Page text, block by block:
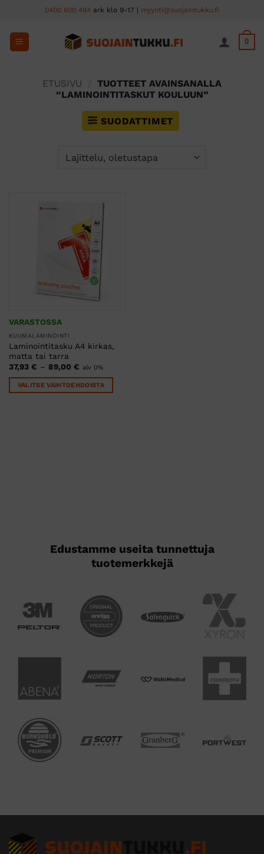
content
0400 600 484 ark klo 9-17 | myynti@suojaintukku.fi
0
ETUSIVU
TUOTTEET AVAINSANALLA
“LAMINOINTITASKUT KOULUUN”
SUODATTIMET
VARASTOSSA
KUUMALAMINOINTI
Laminointitasku A4 kirkas,
matta tai tarra
37,93 € – 89,00 €Hintaluokka:
-
89,00 €
alv 0%
VALITSE VAIHTOEHDOISTA
Edustamme useita tunnettuja
tuotemerkkejä